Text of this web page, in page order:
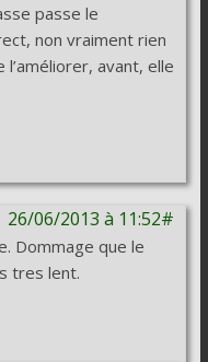
passe le
non vraiment rien
avant, elle
26/06/2013 à 11:52#
Dommage que le
tres lent.